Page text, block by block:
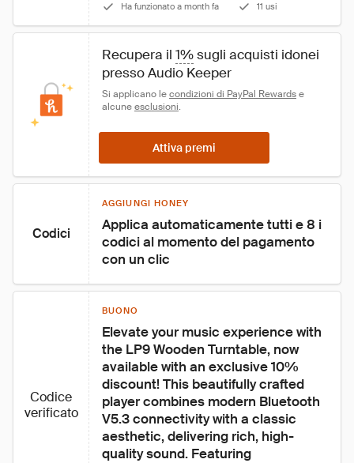
Ha funzionato a month fa
11 usi
Recupera il 1% sugli acquisti idonei
presso Audio Keeper
Si applicano le condizioni di PayPal Rewards e
alcune esclusioni.
Attiva premi
Codici
AGGIUNGI HONEY
Applica automaticamente tutti e 8 i
codici al momento del pagamento
con un clic
Codice
verificato
BUONO
Elevate your music experience with
the LP9 Wooden Turntable, now
available with an exclusive 10%
discount! This beautifully crafted
player combines modern Bluetooth
V5.3 connectivity with a classic
aesthetic, delivering rich, high-
quality sound. Featuring